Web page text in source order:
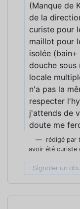
(Manque de
de la
curiste pour
maillot pour
isolée (bain+
douche sous
locale
n'a pas la
respecter
j'attends de
doute me
rédigé par
avoir été curiste
Signaler un